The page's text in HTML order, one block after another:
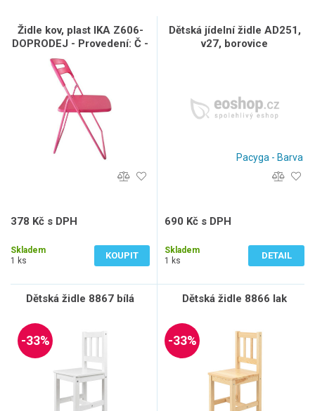
Židle kov, plast IKA Z606-
DOPRODEJ - Provedení: Č -
černá plast
378 Kč s DPH
Skladem
1 ks
KOUPIT
Dětská jídelní židle AD251,
v27, borovice
Pacyga - Barva
690 Kč s DPH
Skladem
1 ks
DETAIL
Dětská židle 8867 bílá
-33%
Dětská židle 8866 lak
-33%